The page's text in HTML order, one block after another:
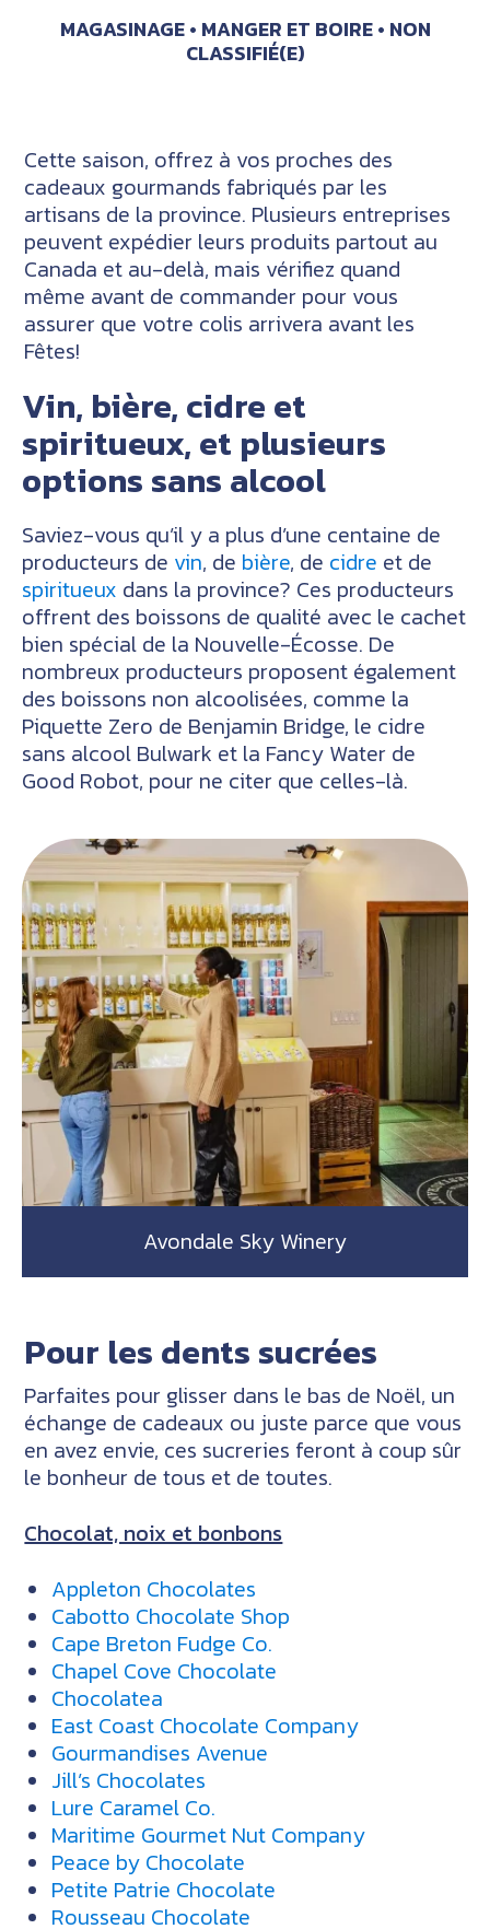
MAGASINAGE MANGER ET BOIRE
NON
CLASSIFIÉ(E)
Cette saison, offrez à vos proches des
cadeaux gourmands fabriqués par les
artisans de la province. Plusieurs entreprises
peuvent expédier leurs produits partout au
Canada et au-delà, mais vérifiez quand
même avant de commander pour vous
assurer que votre colis arrivera avant les
Fêtes!
Vin, bière, cidre et
spiritueux, et plusieurs
options sans alcool
Saviez-vous qu’il y a plus d’une centaine de
producteurs de vin, de bière, de cidre et de
spiritueux dans la province? Ces producteurs
offrent des boissons de qualité avec le cachet
bien spécial de la Nouvelle-Écosse. De
nombreux producteurs proposent également
des boissons non alcoolisées, comme la
Piquette Zero de Benjamin Bridge, le cidre
sans alcool Bulwark et la Fancy Water de
Good Robot, pour ne citer que celles-là.
Avondale Sky Winery
Pour les dents sucrées
Parfaites pour glisser dans le bas de Noël, un
échange de cadeaux ou juste parce que vous
en avez envie, ces sucreries feront à coup sûr
le bonheur de tous et de toutes.
Chocolat, noix et bonbons
Appleton Chocolates
Cabotto Chocolate Shop
Cape Breton Fudge Co.
Chapel Cove Chocolate
Chocolatea
East Coast Chocolate Company
Gourmandises Avenue
Jill’s Chocolates
Lure Caramel Co.
Maritime Gourmet Nut Company
Peace by Chocolate
Petite Patrie Chocolate
Rousseau Chocolate